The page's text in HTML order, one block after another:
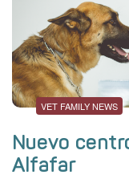
VET FAMILY NEWS
Nuevo
Alfafar